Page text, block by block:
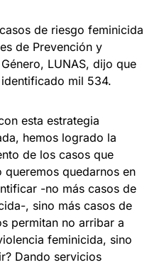
de riesgo feminicida
de Prevención y
LUNAS, dijo que
mil 534.
esta estrategia
hemos logrado la
de los casos que
quedarnos en
-no más casos de
, sino más casos de
permitan no arribar a
feminicida, sino
Dando servicios